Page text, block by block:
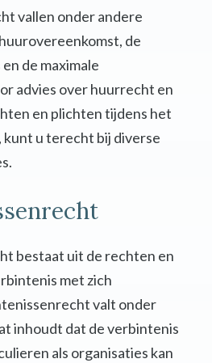
vallen onder andere
de
de maximale
advies over huurrecht en
en plichten tijdens het
u terecht bij diverse
bestaat uit de rechten en
met zich
valt onder
inhoudt dat de verbintenis
als organisaties kan